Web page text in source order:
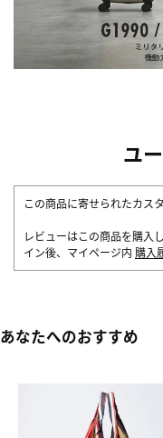
ユ
この商品に寄せられたカス
レビューはこの商品を購入
イン後、マイページ内 購入
あなたへのおすすめ